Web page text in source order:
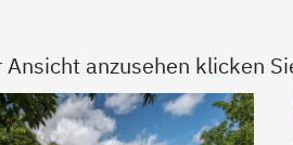
anzusehen klicken